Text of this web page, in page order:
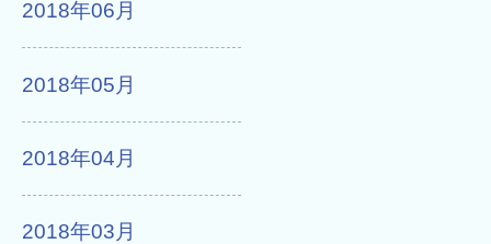
2018年06月
2018年05月
2018年04月
2018年03月